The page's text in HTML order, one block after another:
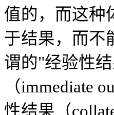
值的，而这种
于结果，而不
谓的"经验性
（immediate
性结果（